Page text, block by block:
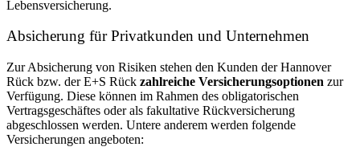
Lebensversicherung.
Absicherung für Privatkunden und Unternehmen
Zur Absicherung von Risiken stehen den Kunden der Hannover
Rück bzw. der E+S Rück zahlreiche Versicherungsoptionen zur
Verfügung. Diese können im Rahmen des obligatorischen
Vertragsgeschäftes oder als fakultative Rückversicherung
abgeschlossen werden. Untere anderem werden folgende
Versicherungen angeboten: